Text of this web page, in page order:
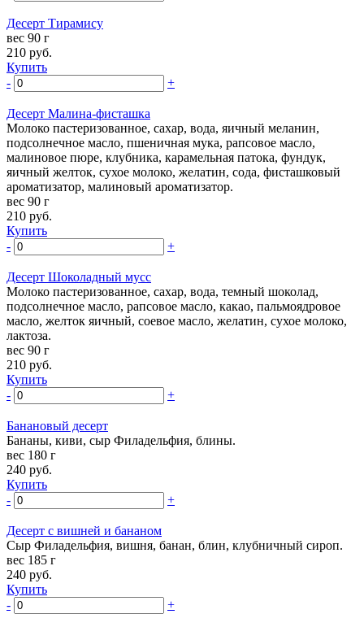
Десерт Тирамису
вес 90 г
210 руб.
Купить
-
+
Десерт Малина-фисташка
Молоко пастеризованное, сахар, вода, яичный меланин,
подсолнечное масло, пшеничная мука, рапсовое масло,
малиновое пюре, клубника, карамельная патока, фундук,
яичный желток, сухое молоко, желатин, сода, фисташковый
ароматизатор, малиновый ароматизатор.
вес 90 г
210 руб.
Купить
-
+
Десерт Шоколадный мусс
Молоко пастеризованное, сахар, вода, темный шоколад,
подсолнечное масло, рапсовое масло, какао, пальмоядровое
масло, желток яичный, соевое масло, желатин, сухое молоко,
лактоза.
вес 90 г
210 руб.
Купить
-
+
Банановый десерт
Бананы, киви, сыр Филадельфия, блины.
вес 180 г
240 руб.
Купить
-
+
Десерт с вишней и бананом
Сыр Филадельфия, вишня, банан, блин, клубничный сироп.
вес 185 г
240 руб.
Купить
-
+